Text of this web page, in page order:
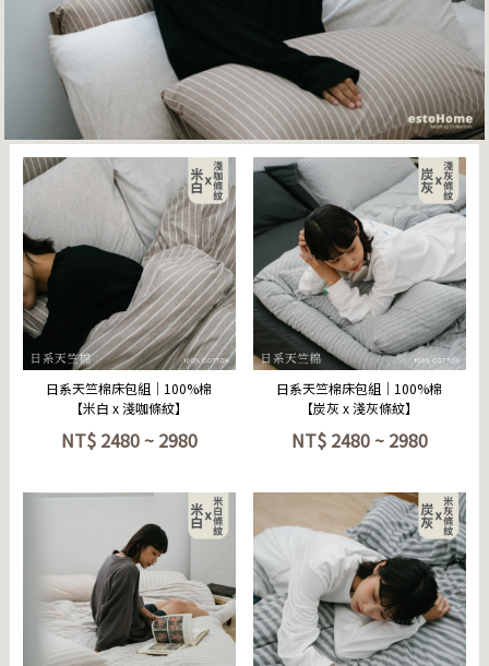
立即選購
日系天竺棉床包組｜100%棉
【米白 x 淺咖條紋】
NT$2480 ~ 2980
立即選購
日系天竺棉床包組｜100%棉
【炭灰 x 淺灰條紋】
NT$2480 ~ 2980